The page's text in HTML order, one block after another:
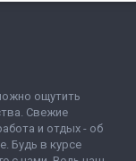
ощутить
Свежие
и отдых - об
Будь в курсе